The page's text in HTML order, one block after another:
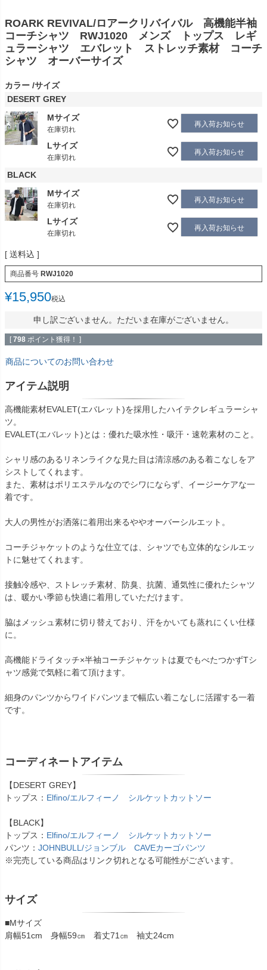
ROARK REVIVAL/ロアークリバイバル 高機能半袖
コーチシャツ RWJ1020 メンズ トップス レギ
ュラーシャツ エバレット ストレッチ素材 コーチ
シャツ オーバーサイズ
カラー サイズ
DESERT GREY
Mサイズ
在庫切れ
再入荷お知らせ
Lサイズ
在庫切れ
再入荷お知らせ
BLACK
Mサイズ
在庫切れ
再入荷お知らせ
Lサイズ
在庫切れ
再入荷お知らせ
送料込
商品番号 RWJ1020
¥15,950税込
申し訳ございません。ただいま在庫がございません。
[ 798 ポイント獲得！ ]
商品についてのお問い合わせ
アイテム説明
高機能素材EVALET(エバレット)を採用したハイテクレギュラーシャ
ツ。
EVALET(エバレット)とは：優れた吸水性・吸汗・速乾素材のこと。
シャリ感のあるリネンライクな見た目は清涼感のある着こなしをア
シストしてくれます。
また、素材はポリエステルなのでシワにならず、イージーケアな一
着です。
大人の男性がお洒落に着用出来るややオーバーシルエット。
コーチジャケットのような仕立ては、シャツでも立体的なシルエッ
トに魅せてくれます。
接触冷感や、ストレッチ素材、防臭、抗菌、通気性に優れたシャツ
は、暖かい季節も快適に着用していただけます。
脇はメッシュ素材に切り替えており、汗をかいても蒸れにくい仕様
に。
高機能ドライタッチ×半袖コーチジャケットは夏でもべたつかずTシ
ャツ感覚で気軽に着て頂けます。
細身のパンツからワイドパンツまで幅広い着こなしに活躍する一着
です。
コーディネートアイテム
【DESERT GREY】
トップス： Elfino/エルフィーノ シルケットカットソー
【BLACK】
トップス： Elfino/エルフィーノ シルケットカットソー
パンツ： JOHNBULL/ジョンブル CAVEカーゴパンツ
※完売している商品はリンク切れとなる可能性がございます。
サイズ
■Mサイズ
肩幅51cm 身幅59㎝ 着丈71㎝ 袖丈24cm